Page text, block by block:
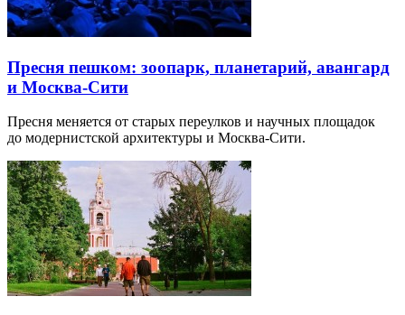
Пресня пешком: зоопарк, планетарий, авангард
и Москва-Сити
Пресня меняется от старых переулков и научных площадок
до модернистской архитектуры и Москва-Сити.